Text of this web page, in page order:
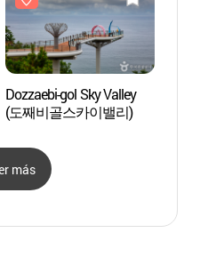
Dozzaebi-gol Sky Valley
(도째비골스카이밸리)
más